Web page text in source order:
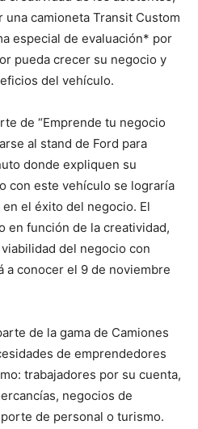
una camioneta Transit Custom
especial de evaluación* por
pueda crecer su negocio y
del vehículo.
de “Emprende tu negocio
al stand de Ford para
donde expliquen su
con este vehículo se lograría
el éxito del negocio. El
en función de la creatividad,
del negocio con
a conocer el 9 de noviembre
de la gama de Camiones
de emprendedores
trabajadores por su cuenta,
negocios de
de personal o turismo.